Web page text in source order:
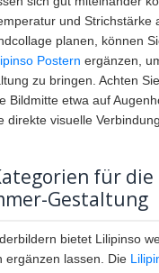
und Strichstärke
planen, können
Postern ergänzen,
zu bringen. Achten
Bildmitte etwa auf
direkte visuelle Verbindung.
für die
Gestaltung
bietet Lilipinso
ergänzen lassen. Die